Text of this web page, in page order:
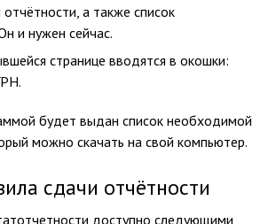
отчётности, а также список
и нужен сейчас.
странице вводятся в окошки:
будет выдан список необходимой
можно скачать на свой компьютер.
сдачи отчётности
доступно следующими